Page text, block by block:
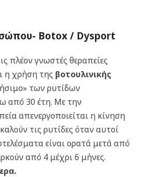
Botox / Dysport
πλέον γνωστές θεραπείες
η χρήση της βοτουλινικής
των ρυτίδων
από 30 έτη. Με την
απενεργοποιείται η κίνηση
τις ρυτίδες όταν αυτοί
είναι ορατά μετά από
από 4 μέχρι 6 μήνες.